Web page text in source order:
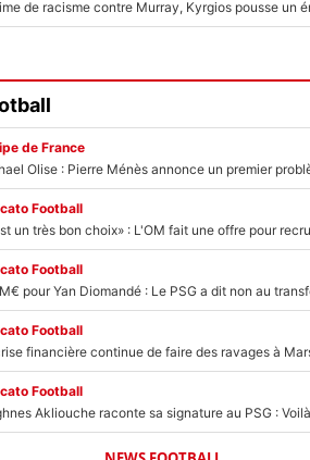
de France
Football
Football
Football
Football